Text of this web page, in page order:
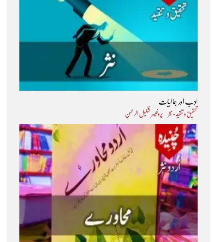
ادب اور جمالیات
تحقیق و تنقید - نثر پروفیسر شکیل الرحمن